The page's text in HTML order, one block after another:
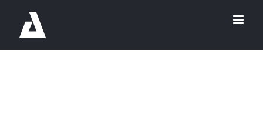
contenu